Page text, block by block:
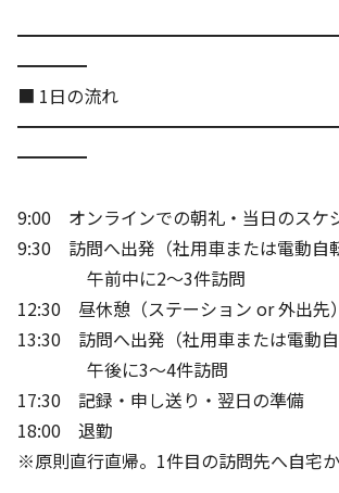
━━━━
■ 1日の流れ
━━━━
9:00 オンラインでの朝礼・当日のスケ
9:30 訪問へ出発（社用車または電動自
午前中に2〜3件訪問
12:30 昼休憩（ステーション or 外出先）
13:30 訪問へ出発（社用車または電動自
午後に3〜4件訪問
17:30 記録・申し送り・翌日の準備
18:00 退勤
※原則直行直帰。1件目の訪問先へ自宅